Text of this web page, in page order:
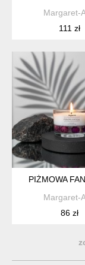
Margaret-
111 zł
PIŻMOWA
Margaret-
86 zł